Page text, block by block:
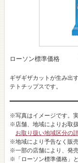
ローソン標準価格
ギザギザカットが生み出
テトチップスです。
※写真はイメージです。
※店舗、地域によりお取
お取り扱い地域区分の
※地域により予告なく販
※一部の店舗により、発
※「ローソン標準価格」